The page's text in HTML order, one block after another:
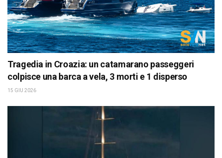
Tragedia in Croazia: un catamarano passeggeri
colpisce una barca a vela, 3 morti e 1 disperso
15 GIU 2026